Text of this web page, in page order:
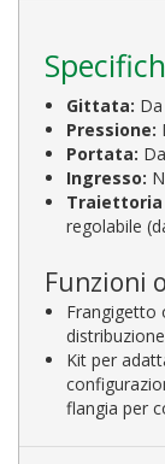
Gittata:
Pressione:
Portata:
Ingresso:
regolabile
Funzioni
Frangigetto
distribuzione
Kit per
flangia per